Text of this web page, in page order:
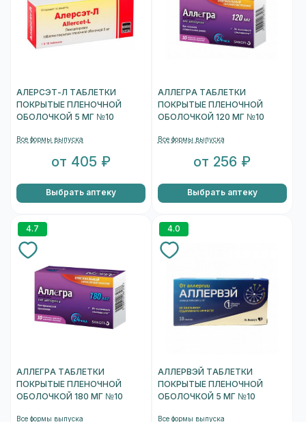
АЛЕРСЭТ-Л ТАБЛЕТКИ
ПОКРЫТЫЕ ПЛЕНОЧНОЙ
ОБОЛОЧКОЙ 5 МГ №10
Все формы выпуска
от 405 ₽
Выбрать аптеку
АЛЛЕГРА ТАБЛЕТКИ
ПОКРЫТЫЕ ПЛЕНОЧНОЙ
ОБОЛОЧКОЙ 120 МГ №10
Все формы выпуска
от 256 ₽
Выбрать аптеку
4.7
АЛЛЕГРА ТАБЛЕТКИ
ПОКРЫТЫЕ ПЛЕНОЧНОЙ
ОБОЛОЧКОЙ 180 МГ №10
Все формы выпуска
4.0
АЛЛЕРВЭЙ ТАБЛЕТКИ
ПОКРЫТЫЕ ПЛЕНОЧНОЙ
ОБОЛОЧКОЙ 5 МГ №10
Все формы выпуска